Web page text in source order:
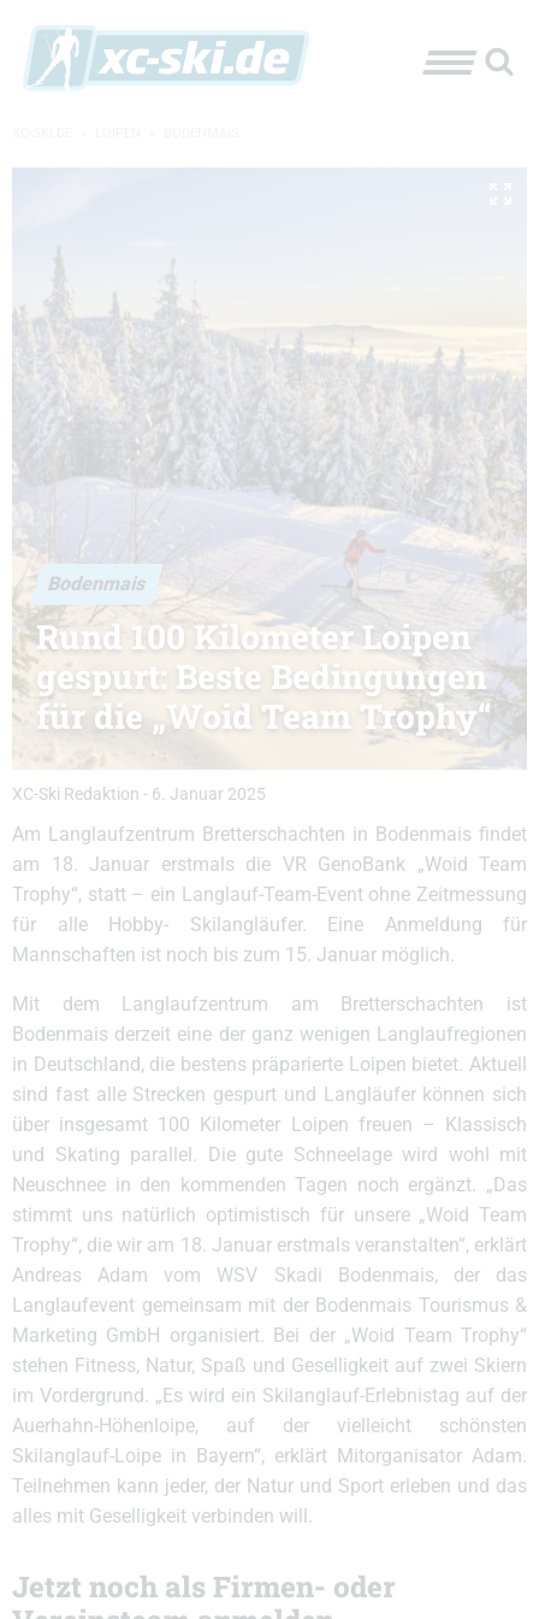
Bodenmais
Rund 100 Kilometer Loipen
gespurt: Beste Bedingungen
für die „Woid Team Trophy“
XC-Ski Redaktion - 6. Januar 2025
Am Langlaufzentrum Bretterschachten in Bodenmais findet
am 18. Januar erstmals die VR GenoBank „Woid Team
Trophy“, statt – ein Langlauf-Team-Event ohne Zeitmessung
für alle Hobby- Skilangläufer. Eine Anmeldung für
Mannschaften ist noch bis zum 15. Januar möglich.
Mit dem Langlaufzentrum am Bretterschachten ist
Bodenmais derzeit eine der ganz wenigen Langlaufregionen
in Deutschland, die bestens präparierte Loipen bietet. Aktuell
sind fast alle Strecken gespurt und Langläufer können sich
über insgesamt 100 Kilometer Loipen freuen – Klassisch
und Skating parallel. Die gute Schneelage wird wohl mit
Neuschnee in den kommenden Tagen noch ergänzt. „Das
stimmt uns natürlich optimistisch für unsere „Woid Team
Trophy“, die wir am 18. Januar erstmals veranstalten“, erklärt
Andreas Adam vom WSV Skadi Bodenmais, der das
Langlaufevent gemeinsam mit der Bodenmais Tourismus &
Marketing GmbH organisiert. Bei der „Woid Team Trophy“
stehen Fitness, Natur, Spaß und Geselligkeit auf zwei Skiern
im Vordergrund. „Es wird ein Skilanglauf-Erlebnistag auf der
Auerhahn-Höhenloipe, auf der vielleicht schönsten
Skilanglauf-Loipe in Bayern“, erklärt Mitorganisator Adam.
Teilnehmen kann jeder, der Natur und Sport erleben und das
alles mit Geselligkeit verbinden will.
Jetzt noch als Firmen- oder